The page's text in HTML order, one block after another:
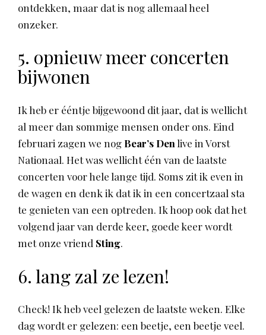
ontdekken, maar dat is nog allemaal heel
onzeker.
5. opnieuw meer concerten
bijwonen
Ik heb er ééntje bijgewoond dit jaar, dat is wellicht
al meer dan sommige mensen onder ons. Eind
februari zagen we nog Bear’s Denlive in Vorst
Nationaal. Het was wellicht één van de laatste
concerten voor hele lange tijd. Soms zit ik even in
de wagen en denk ik dat ik in een concertzaal sta
te genieten van een optreden. Ik hoop ook dat het
volgend jaar van derde keer, goede keer wordt
met onze vriend Sting.
6. lang zal ze lezen!
Check! Ik heb veel gelezen de laatste weken. Elke
dag wordt er gelezen: een beetje, een beetje veel.